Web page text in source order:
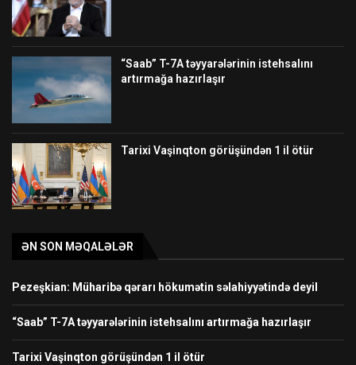
“Saab” T-7A təyyarələrinin istehsalını
artırmağa hazırlaşır
Tarixi Vaşinqton görüşündən 1 il ötür
ƏN SON MƏQALƏLƏR
Pezeşkian: Müharibə qərarı hökumətin səlahiyyətində deyil
“Saab” T-7A təyyarələrinin istehsalını artırmağa hazırlaşır
Tarixi Vaşinqton görüşündən 1 il ötür